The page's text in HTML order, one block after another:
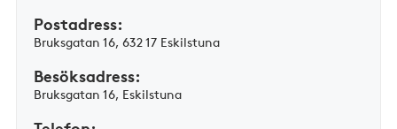
Postadress:
Bruksgatan 16, 632 17 Eskilstuna
Besöksadress:
Bruksgatan 16, Eskilstuna